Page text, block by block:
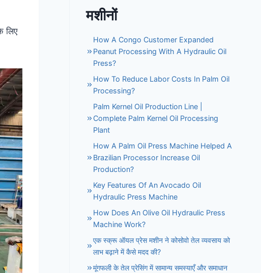
लिए
मशीनों
How A Congo Customer Expanded
Peanut Processing With A Hydraulic Oil
Press?
How To Reduce Labor Costs In Palm Oil
Processing?
Palm Kernel Oil Production Line |
Complete Palm Kernel Oil Processing
Plant
How A Palm Oil Press Machine Helped A
Brazilian Processor Increase Oil
Production?
Key Features Of An Avocado Oil
Hydraulic Press Machine
How Does An Olive Oil Hydraulic Press
Machine Work?
एक स्क्रू ऑयल प्रेस मशीन ने कोसोवो तेल व्यवसाय को
लाभ बढ़ाने में कैसे मदद की?
मूंगफली के तेल प्रेसिंग में सामान्य समस्याएँ और समाधान